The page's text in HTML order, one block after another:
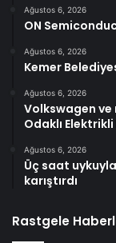
Ağustos 6, 2026
ON
Ağustos 6, 2026
Kemer
Ağustos 6, 2026
Volkswagen ve
Odaklı Elektrikli
Ağustos 6, 2026
Üç saat
karıştırdı
Rastgele